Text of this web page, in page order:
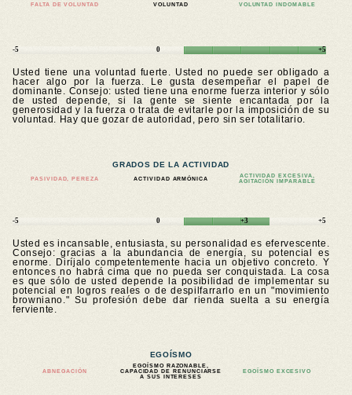
FALTA DE VOLUNTAD VOLUNTAD VOLUNTAD INDOMABLE
-5 0 +5
Usted tiene una voluntad fuerte. Usted no puede ser obligado a
hacer algo por la fuerza. Le gusta desempeñar el papel de
dominante. Consejo: usted tiene una enorme fuerza interior y sólo
de usted depende, si la gente se siente encantada por la
generosidad y la fuerza o trata de evitarle por la imposición de su
voluntad. Hay que gozar de autoridad, pero sin ser totalitario.
GRADOS DE LA ACTIVIDAD
PASIVIDAD, PEREZA ACTIVIDAD ARMÓNICA
ACTIVIDAD EXCESIVA,
AGITACIÓN IMPARABLE
-5 0 +3 +5
Usted es incansable, entusiasta, su personalidad es efervescente.
Consejo: gracias a la abundancia de energía, su potencial es
enorme. Diríjalo competentemente hacia un objetivo concreto. Y
entonces no habrá cima que no pueda ser conquistada. La cosa
es que sólo de usted depende la posibilidad de implementar su
potencial en logros reales o de despilfarrarlo en un "movimiento
browniano." Su profesión debe dar rienda suelta a su energía
ferviente.
EGOÍSMO
ABNEGACIÓN
EGOÍSMO RAZONABLE,
CAPACIDAD DE RENUNCIARSE
A SUS INTERESES
EGOÍSMO EXCESIVO